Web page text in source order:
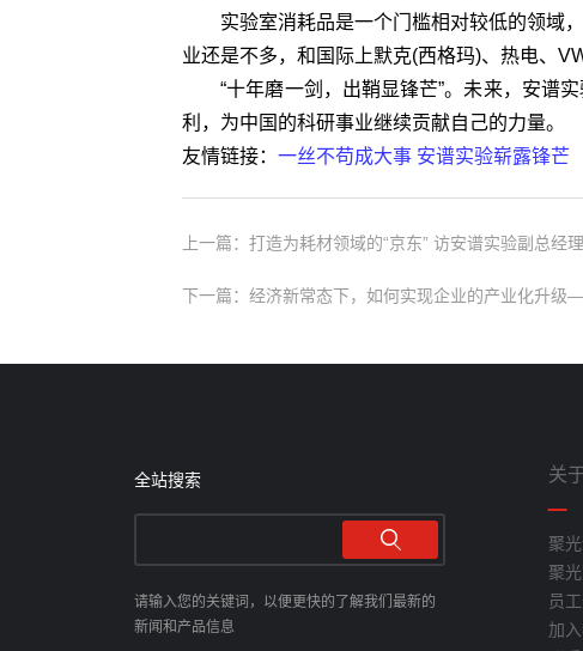
实验室消耗品是一个门槛相对较低的领域，
业还是不多，和国际上默克(西格玛)、热电、
“十年磨一剑，出鞘显锋芒”。未来，安谱实
利，为中国的科研事业继续贡献自己的力量。
友情链接： 一丝不苟成大事 安谱实验崭露锋芒
上一篇：打造为耗材领域的“京东” 访安谱实验副总经
下一篇：经济新常态下，如何实现企业的产业化升
全站搜索
请输入您的关键词，以便更快的了解我们最新的
新闻和产品信息
关
聚
聚
员
加